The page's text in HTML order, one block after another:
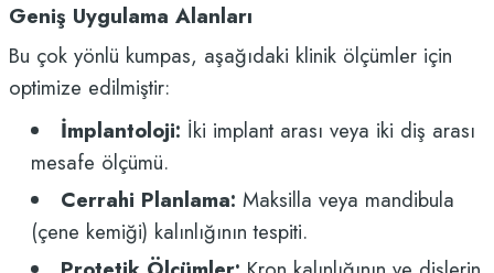
Geniş Uygulama Alanları
Bu çok yönlü kumpas, aşağıdaki klinik ölçümler için
optimize edilmiştir:
İmplantoloji: İki implant arası veya iki diş arası
mesafe ölçümü.
Cerrahi Planlama: Maksilla veya mandibula
(çene kemiği) kalınlığının tespiti.